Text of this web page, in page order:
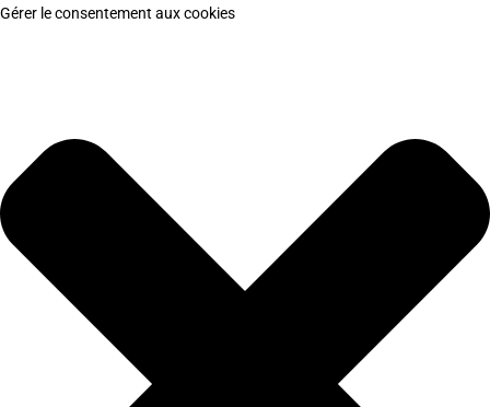
Gérer le consentement aux cookies